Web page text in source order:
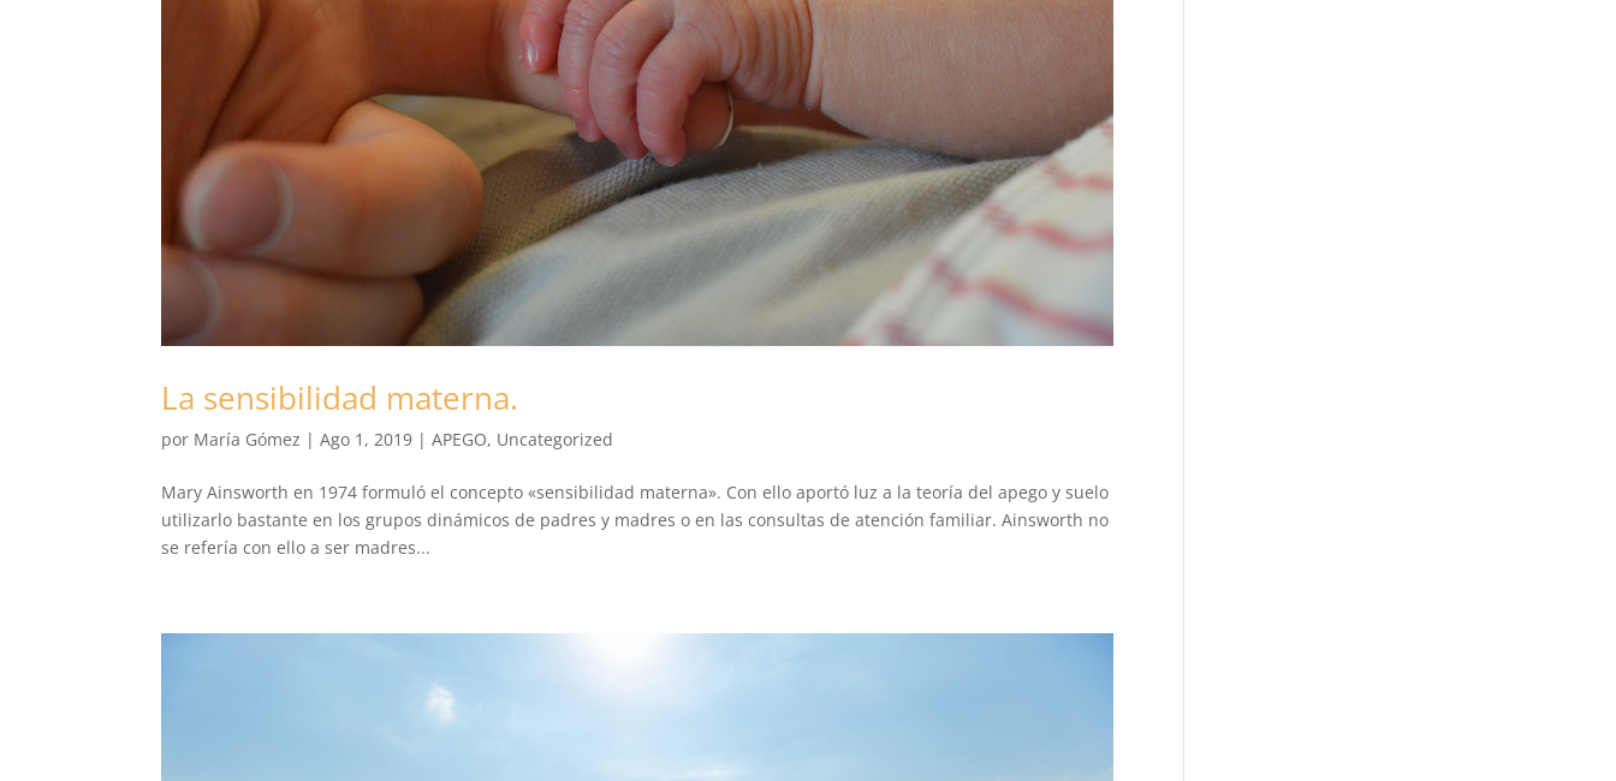
La sensibilidad materna.
por María Gómez |Ago 1, 2019 |APEGO, Uncategorized
Mary Ainsworth en 1974 formuló el concepto «sensibilidad materna». Con ello aportó luz a la teoría del apego y suelo
utilizarlo bastante en los grupos dinámicos de padres y madres o en las consultas de atención familiar. Ainsworth no
se refería con ello a ser madres...